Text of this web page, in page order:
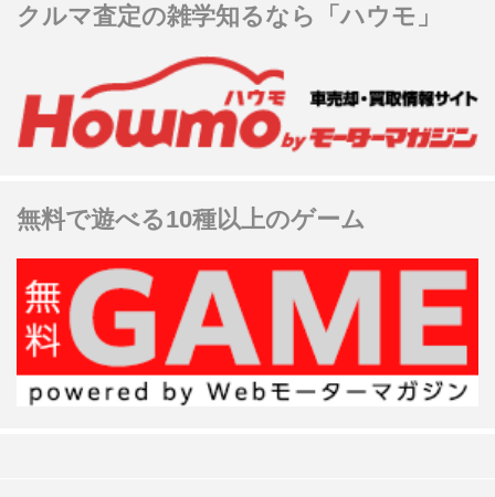
クルマ査定の雑学知るなら「ハウモ」
無料で遊べる10種以上のゲーム